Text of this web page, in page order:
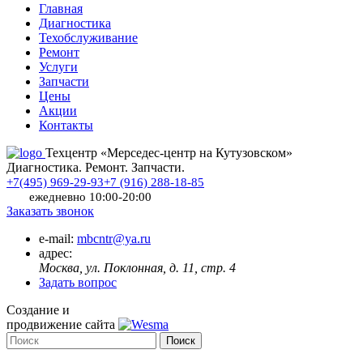
Главная
Диагностика
Техобслуживание
Ремонт
Услуги
Запчасти
Цены
Акции
Контакты
Техцентр «Мерседес-центр на Кутузовском»
Диагностика. Ремонт. Запчасти.
+7(495) 969-29-93+7 (916) 288-18-85
ежедневно 10:00-20:00
Заказать звонок
e-mail: mbcntr@ya.ru
адрес:
Москва, ул. Поклонная, д. 11, стр. 4
Задать вопрос
Создание и
продвижение сайта